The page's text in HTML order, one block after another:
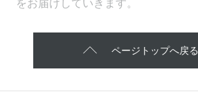
をお届けしていきます。
ページトップへ戻る